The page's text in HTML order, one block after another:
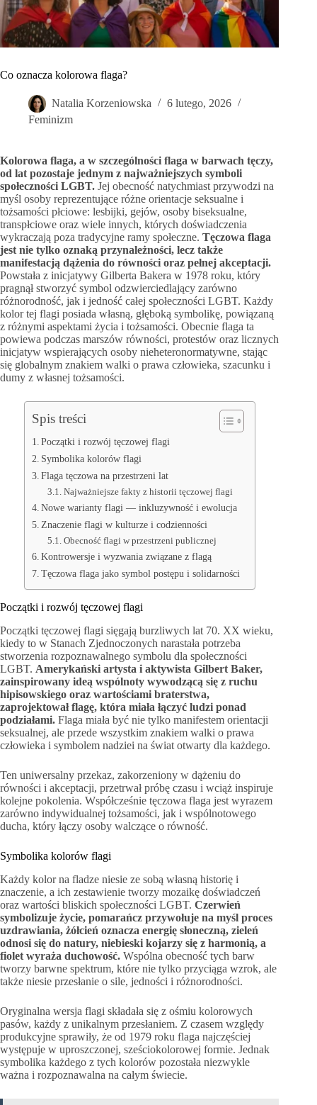
Co oznacza kolorowa flaga?
Natalia Korzeniowska
6 lutego, 2026
Feminizm
Kolorowa flaga, a w szczególności flaga w barwach tęczy,
od lat pozostaje jednym z najważniejszych symboli
społeczności LGBT. Jej obecność natychmiast przywodzi na
myśl osoby reprezentujące różne orientacje seksualne i
tożsamości płciowe: lesbijki, gejów, osoby biseksualne,
transpłciowe oraz wiele innych, których doświadczenia
wykraczają poza tradycyjne ramy społeczne. Tęczowa flaga
jest nie tylko oznaką przynależności, lecz także
manifestacją dążenia do równości oraz pełnej akceptacji.
Powstała z inicjatywy Gilberta Bakera w 1978 roku, który
pragnął stworzyć symbol odzwierciedlający zarówno
różnorodność, jak i jedność całej społeczności LGBT. Każdy
kolor tej flagi posiada własną, głęboką symbolikę, powiązaną
z różnymi aspektami życia i tożsamości. Obecnie flaga ta
powiewa podczas marszów równości, protestów oraz licznych
inicjatyw wspierających osoby nieheteronormatywne, stając
się globalnym znakiem walki o prawa człowieka, szacunku i
dumy z własnej tożsamości.
Spis treści
Początki i rozwój tęczowej flagi
Symbolika kolorów flagi
Flaga tęczowa na przestrzeni lat
Najważniejsze fakty z historii tęczowej flagi
Nowe warianty flagi — inkluzywność i ewolucja
Znaczenie flagi w kulturze i codzienności
Obecność flagi w przestrzeni publicznej
Kontrowersje i wyzwania związane z flagą
Tęczowa flaga jako symbol postępu i solidarności
Początki i rozwój tęczowej flagi
Początki tęczowej flagi sięgają burzliwych lat 70. XX wieku,
kiedy to w Stanach Zjednoczonych narastała potrzeba
stworzenia rozpoznawalnego symbolu dla społeczności
LGBT. Amerykański artysta i aktywista Gilbert Baker,
zainspirowany ideą wspólnoty wywodzącą się z ruchu
hipisowskiego oraz wartościami braterstwa,
zaprojektował flagę, która miała łączyć ludzi ponad
podziałami. Flaga miała być nie tylko manifestem orientacji
seksualnej, ale przede wszystkim znakiem walki o prawa
człowieka i symbolem nadziei na świat otwarty dla każdego.
Ten uniwersalny przekaz, zakorzeniony w dążeniu do
równości i akceptacji, przetrwał próbę czasu i wciąż inspiruje
kolejne pokolenia. Współcześnie tęczowa flaga jest wyrazem
zarówno indywidualnej tożsamości, jak i wspólnotowego
ducha, który łączy osoby walczące o równość.
Symbolika kolorów flagi
Każdy kolor na fladze niesie ze sobą własną historię i
znaczenie, a ich zestawienie tworzy mozaikę doświadczeń
oraz wartości bliskich społeczności LGBT. Czerwień
symbolizuje życie, pomarańcz przywołuje na myśl proces
uzdrawiania, żółcień oznacza energię słoneczną, zieleń
odnosi się do natury, niebieski kojarzy się z harmonią, a
fiolet wyraża duchowość. Wspólna obecność tych barw
tworzy barwne spektrum, które nie tylko przyciąga wzrok, ale
także niesie przesłanie o sile, jedności i różnorodności.
Oryginalna wersja flagi składała się z ośmiu kolorowych
pasów, każdy z unikalnym przesłaniem. Z czasem względy
produkcyjne sprawiły, że od 1979 roku flaga najczęściej
występuje w uproszczonej, sześciokolorowej formie. Jednak
symbolika każdego z tych kolorów pozostała niezwykle
ważna i rozpoznawalna na całym świecie.